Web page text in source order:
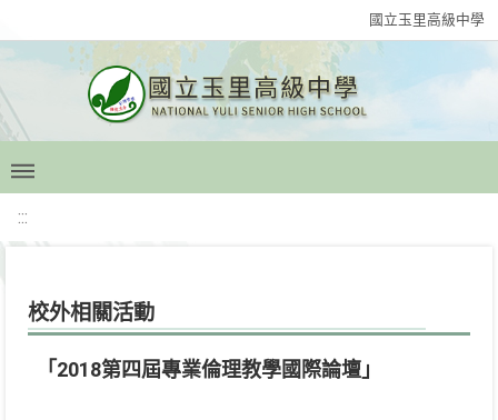
國立玉里高級中學
:::
校外相關活動
「2018第四屆專業倫理教學國際論壇」